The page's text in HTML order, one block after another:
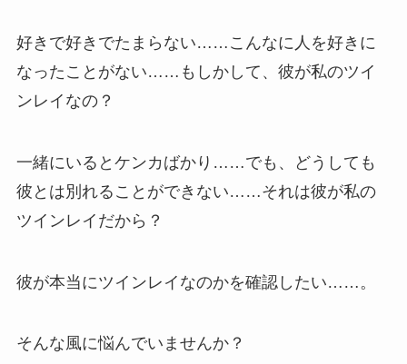
好きで好きでたまらない……こんなに人を好きに
なったことがない……もしかして、彼が私のツイ
ンレイなの？
一緒にいるとケンカばかり……でも、どうしても
彼とは別れることができない……それは彼が私の
ツインレイだから？
彼が本当にツインレイなのかを確認したい……。
そんな風に悩んでいませんか？